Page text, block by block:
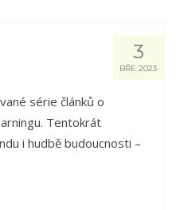
3
BŘE 2023
série článků o
Tentokrát
i hudbě budoucnosti –